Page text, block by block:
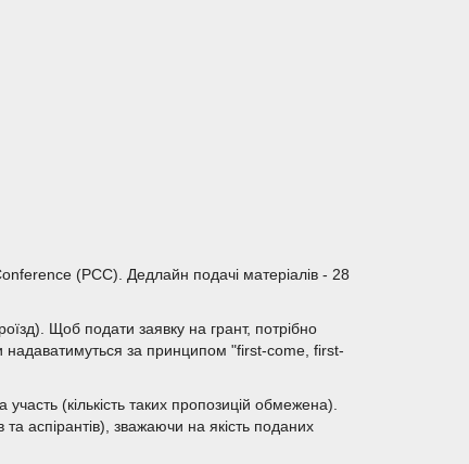
(PCC). Дедлайн подачі матеріалів - 28
Щоб подати заявку на грант, потрібно
надаватимуться за принципом "first-come, first-
(кількість таких пропозицій обмежена).
аспірантів), зважаючи на якість поданих